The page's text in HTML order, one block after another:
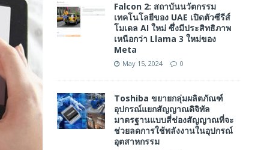
Falcon 2: สถาบันนวัตกรรม
เทคโนโลยีของ UAE เปิดตัวซีรีส์
โมเดล AI ใหม่ ซึ่งมีประสิทธิภาพ
เหนือกว่า Llama 3 ใหม่ของ
Meta
May 15, 2024 0
Toshiba ขยายกลุ่มผลิตภัณฑ์
อุปกรณ์แยกสัญญาณดิจิทัล
มาตรฐานแบบสี่ช่องสัญญาณที่จะ
ช่วยลดการใช้พลังงานในอุปกรณ์
อุตสาหกรรม